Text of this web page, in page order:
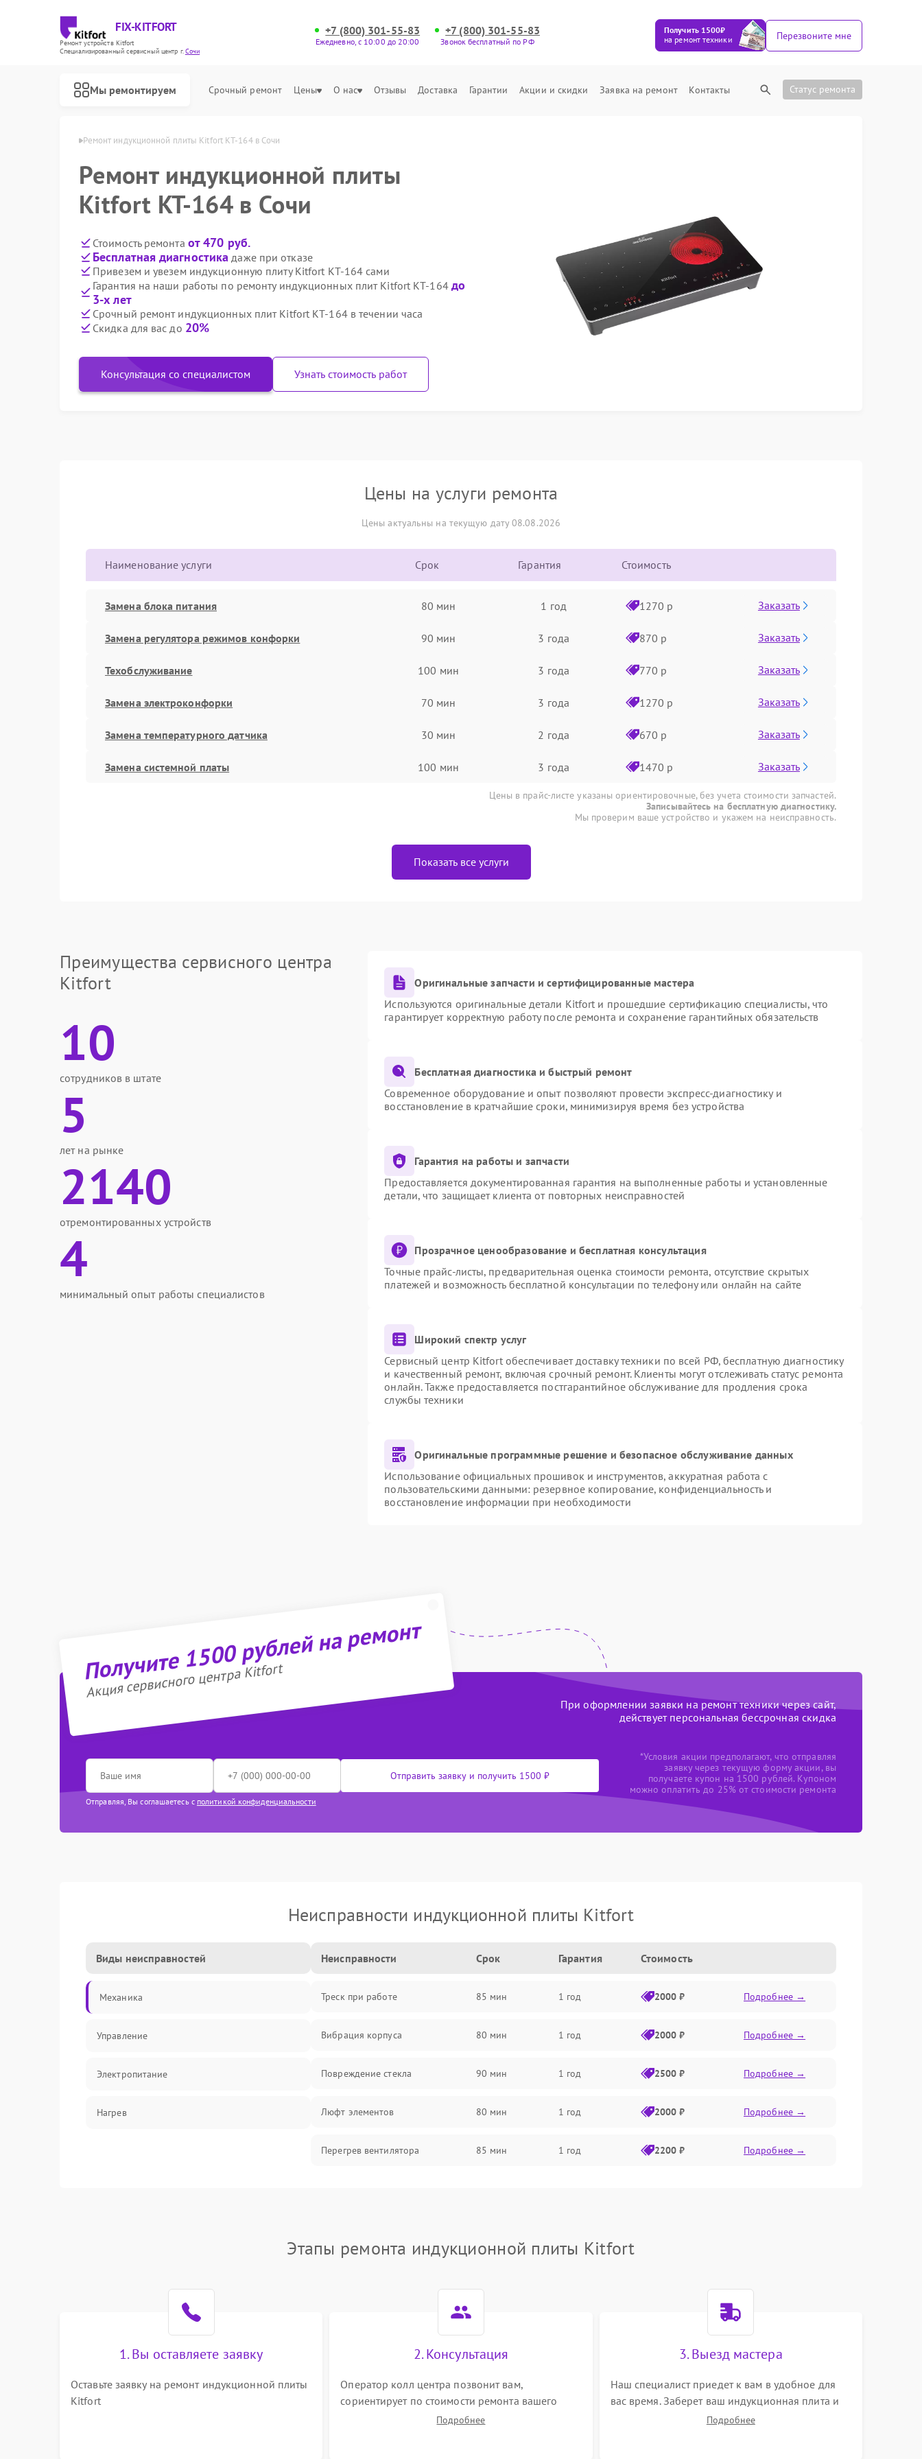
FIX-KITFORT
Ремонт устройств Kitfort
Специализированный cервисный центр г.Сочи
+7 (800) 301-55-83
Ежедневно, с 10:00 до 20:00
+7 (800) 301-55-83
Звонок бесплатный по РФ
Получить 1500₽
на ремонт техники
Перезвоните мне
Мы ремонтируем Срочный ремонт Цены О нас Отзывы Доставка Гарантии Акции и скидки Заявка на ремонт Контакты Статус ремонта
Ремонт индукционной плиты Kitfort КТ-164 в Сочи
Ремонт индукционной плиты
Kitfort КТ-164 в Сочи
Стоимость ремонта от 470 руб.
Бесплатная диагностика даже при отказе
Привезем и увезем индукционную плиту Kitfort КТ-164 сами
Гарантия на наши работы по ремонту индукционных плит Kitfort КТ-164 до
3-х лет
Срочный ремонт индукционных плит Kitfort КТ-164 в течении часа
Скидка для вас до 20%
Консультация со специалистом Узнать стоимость работ
Цены на услуги ремонта
Цены актуальны на текущую дату 08.08.2026
Наименование услуги Срок Гарантия Стоимость
Замена блока питания 80 мин 1 год 1270 р Заказать
Замена регулятора режимов конфорки 90 мин 3 года 870 р Заказать
Техобслуживание 100 мин 3 года 770 р Заказать
Замена электроконфорки 70 мин 3 года 1270 р Заказать
Замена температурного датчика 30 мин 2 года 670 р Заказать
Замена системной платы 100 мин 3 года 1470 р Заказать
Цены в прайс-листе указаны ориентировочные, без учета стоимости запчастей.
Записывайтесь на бесплатную диагностику.
Мы проверим ваше устройство и укажем на неисправность.
Показать все услуги
Преимущества сервисного центра
Kitfort
10
сотрудников в штате
5
лет на рынке
2140
отремонтированных устройств
4
минимальный опыт работы специалистов
Оригинальные запчасти и сертифицированные мастера
Используются оригинальные детали Kitfort и прошедшие сертификацию специалисты, что
гарантирует корректную работу после ремонта и сохранение гарантийных обязательств
Бесплатная диагностика и быстрый ремонт
Современное оборудование и опыт позволяют провести экспресс-диагностику и
восстановление в кратчайшие сроки, минимизируя время без устройства
Гарантия на работы и запчасти
Предоставляется документированная гарантия на выполненные работы и установленные
детали, что защищает клиента от повторных неисправностей
Прозрачное ценообразование и бесплатная консультация
Точные прайс-листы, предварительная оценка стоимости ремонта, отсутствие скрытых
платежей и возможность бесплатной консультации по телефону или онлайн на сайте
Широкий спектр услуг
Сервисный центр Kitfort обеспечивает доставку техники по всей РФ, бесплатную диагностику
и качественный ремонт, включая срочный ремонт. Клиенты могут отслеживать статус ремонта
онлайн. Также предоставляется постгарантийное обслуживание для продления срока
службы техники
Оригинальные программные решение и безопасное обслуживание данных
Использование официальных прошивок и инструментов, аккуратная работа с
пользовательскими данными: резервное копирование, конфиденциальность и
восстановление информации при необходимости
Получите 1500 рублей на ремонт
Акция сервисного центра Kitfort
При оформлении заявки на ремонт техники через сайт,
действует персональная бессрочная скидка
Отправить заявку и получить 1500 ₽
Отправляя, Вы соглашаетесь с политикой конфиденциальности
*Условия акции предполагают, что отправляя
заявку через текущую форму акции, вы
получаете купон на 1500 рублей. Купоном
можно оплатить до 25% от стоимости ремонта
Неисправности индукционной плиты Kitfort
Виды неисправностей
Механика
Управление
Электропитание
Нагрев
Неисправности Срок Гарантия Стоимость
Треск при работе 85 мин 1 год 2000 ₽ Подробнее →
Вибрация корпуса 80 мин 1 год 2000 ₽ Подробнее →
Повреждение стекла 90 мин 1 год 2500 ₽ Подробнее →
Люфт элементов 80 мин 1 год 2000 ₽ Подробнее →
Перегрев вентилятора 85 мин 1 год 2200 ₽ Подробнее →
Этапы ремонта индукционной плиты Kitfort
1. Вы оставляете заявку
Оставьте заявку на ремонт индукционной плиты
Kitfort
2. Консультация
Оператор колл центра позвонит вам,
сориентирует по стоимости ремонта вашего
индукционной плиты а также ответит на все
Подробнее
3. Выезд мастера
Наш специалист приедет к вам в удобное для
вас время. Заберет ваш индукционная плита и
привезет на склад для диагностики.
Подробнее